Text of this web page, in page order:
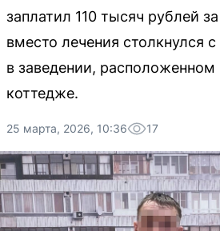
заплатил 110 тысяч рублей
вместо лечения столкнулся
в заведении, расположенном
коттедже.
25 марта, 2026, 10:36 17